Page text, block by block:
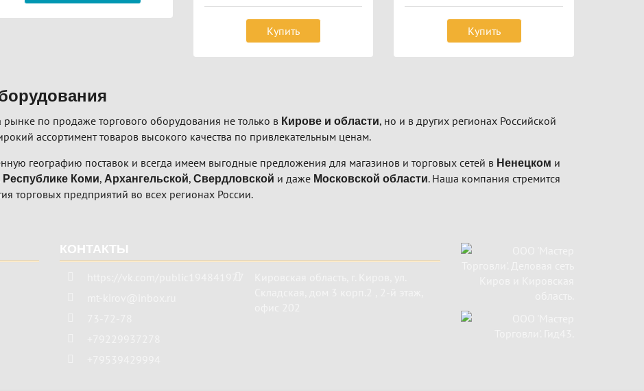
Купить Купить
по продаже торгового оборудования не только в Кирове и области, но и в других регионах Российской
ассортимент товаров высокого качества по привлекательным ценам.
географию поставок и всегда имеем выгодные предложения для магазинов и торговых сетей в Ненецком и
Республике Коми, Архангельской, Свердловской и даже Московской области. Наша компания стремится
торговых предприятий во всех регионах России.
КОНТАКТЫ